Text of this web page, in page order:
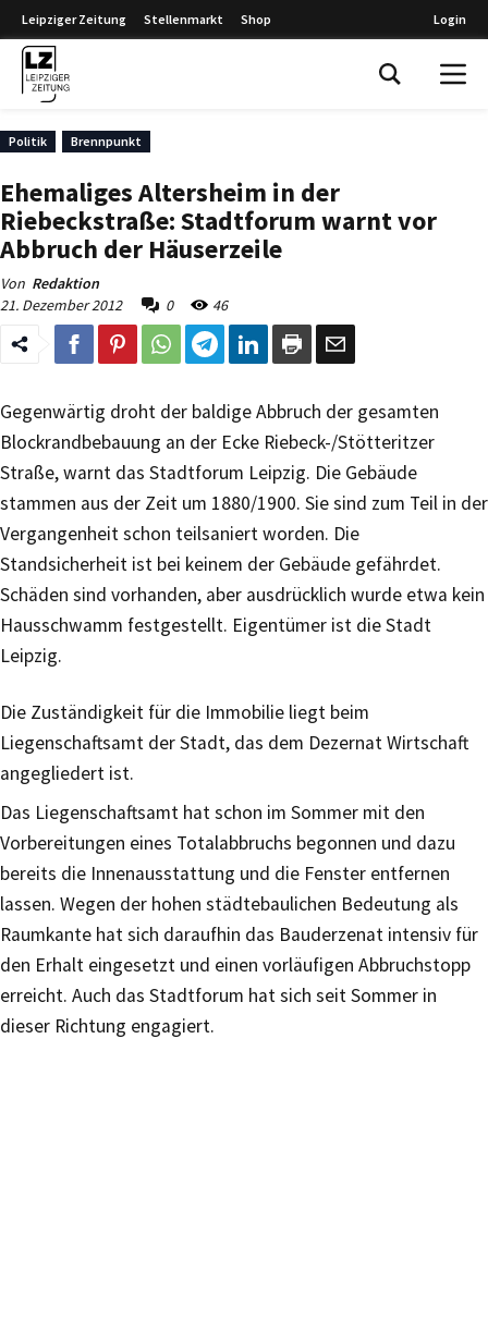
Leipziger Zeitung Stellenmarkt Shop Login
Politik Brennpunkt
Ehemaliges Altersheim in der
Riebeckstraße: Stadtforum warnt vor
Abbruch der Häuserzeile
Von Redaktion
21. Dezember 2012
0 46
Gegenwärtig droht der baldige Abbruch der gesamten
Blockrandbebauung an der Ecke Riebeck-/Stötteritzer
Straße, warnt das Stadtforum Leipzig. Die Gebäude
stammen aus der Zeit um 1880/1900. Sie sind zum Teil in der
Vergangenheit schon teilsaniert worden. Die
Standsicherheit ist bei keinem der Gebäude gefährdet.
Schäden sind vorhanden, aber ausdrücklich wurde etwa kein
Hausschwamm festgestellt. Eigentümer ist die Stadt
Leipzig.
Die Zuständigkeit für die Immobilie liegt beim
Liegenschaftsamt der Stadt, das dem Dezernat Wirtschaft
angegliedert ist.
Das Liegenschaftsamt hat schon im Sommer mit den
Vorbereitungen eines Totalabbruchs begonnen und dazu
bereits die Innenausstattung und die Fenster entfernen
lassen. Wegen der hohen städtebaulichen Bedeutung als
Raumkante hat sich daraufhin das Bauderzenat intensiv für
den Erhalt eingesetzt und einen vorläufigen Abbruchstopp
erreicht. Auch das Stadtforum hat sich seit Sommer in
dieser Richtung engagiert.